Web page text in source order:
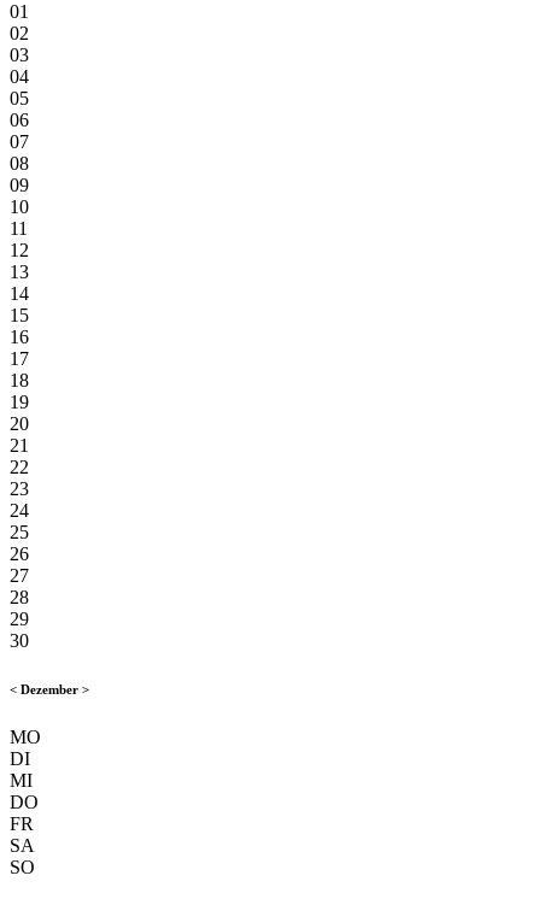
01
02
03
04
05
06
07
08
09
10
11
12
13
14
15
16
17
18
19
20
21
22
23
24
25
26
27
28
29
30
< Dezember >
MO
DI
MI
DO
FR
SA
SO